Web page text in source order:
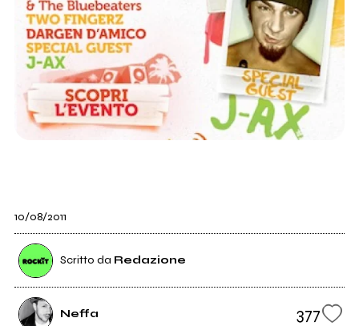
10/08/2011
Scritto da Redazione
Neffa 377